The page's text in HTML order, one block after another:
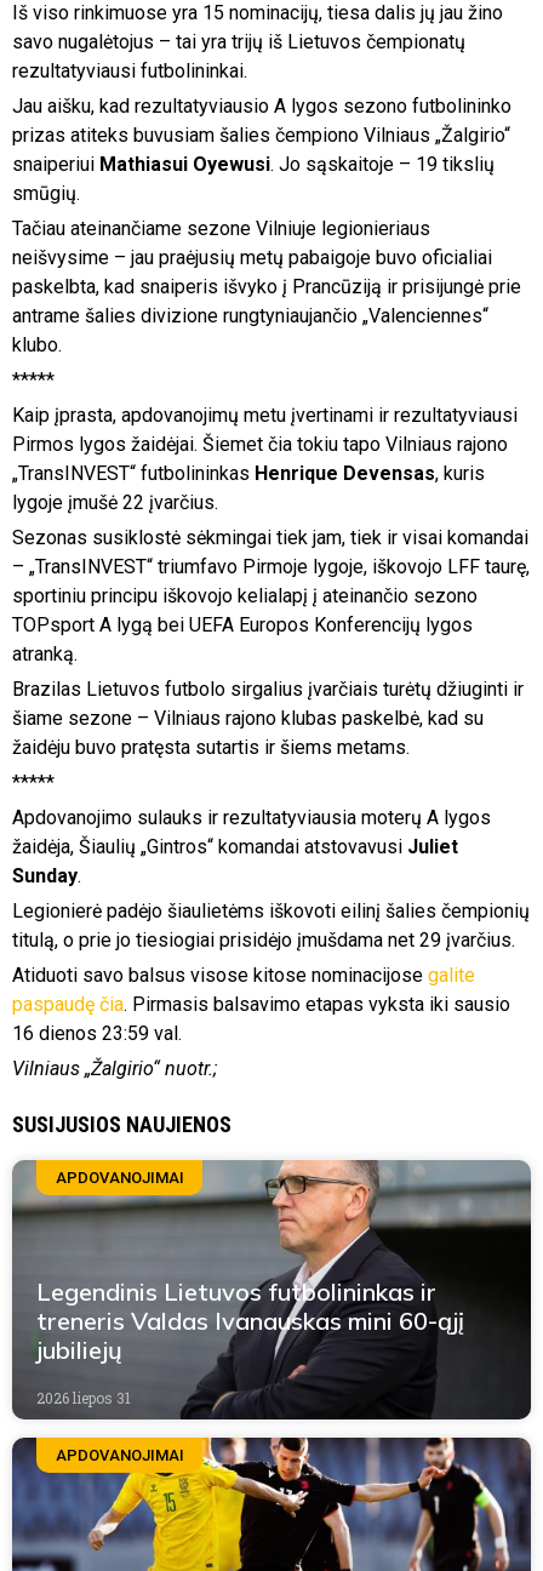
Iš viso rinkimuose yra 15 nominacijų, tiesa dalis jų jau žino
savo nugalėtojus – tai yra trijų iš Lietuvos čempionatų
rezultatyviausi futbolininkai.
Jau aišku, kad rezultatyviausio A lygos sezono futbolininko
prizas atiteks buvusiam šalies čempiono Vilniaus „Žalgirio“
snaiperiui Mathiasui Oyewusi. Jo sąskaitoje – 19 tikslių
smūgių.
Tačiau ateinančiame sezone Vilniuje legionieriaus
neišvysime – jau praėjusių metų pabaigoje buvo oficialiai
paskelbta, kad snaiperis išvyko į Prancūziją ir prisijungė prie
antrame šalies divizione rungtyniaujančio „Valenciennes“
klubo.
*****
Kaip įprasta, apdovanojimų metu įvertinami ir rezultatyviausi
Pirmos lygos žaidėjai. Šiemet čia tokiu tapo Vilniaus rajono
„TransINVEST“ futbolininkas Henrique Devensas, kuris
lygoje įmušė 22 įvarčius.
Sezonas susiklostė sėkmingai tiek jam, tiek ir visai komandai
– „TransINVEST“ triumfavo Pirmoje lygoje, iškovojo LFF taurę,
sportiniu principu iškovojo kelialapį į ateinančio sezono
TOPsport A lygą bei UEFA Europos Konferencijų lygos
atranką.
Brazilas Lietuvos futbolo sirgalius įvarčiais turėtų džiuginti ir
šiame sezone – Vilniaus rajono klubas paskelbė, kad su
žaidėju buvo pratęsta sutartis ir šiems metams.
*****
Apdovanojimo sulauks ir rezultatyviausia moterų A lygos
žaidėja, Šiaulių „Gintros“ komandai atstovavusi Juliet
Sunday.
Legionierė padėjo šiaulietėms iškovoti eilinį šalies čempionių
titulą, o prie jo tiesiogiai prisidėjo įmušdama net 29 įvarčius.
Atiduoti savo balsus visose kitose nominacijose galite
paspaudę čia. Pirmasis balsavimo etapas vyksta iki sausio
16 dienos 23:59 val.
Vilniaus „Žalgirio“ nuotr.;
SUSIJUSIOS NAUJIENOS
APDOVANOJIMAI
Legendinis Lietuvos futbolininkas ir
treneris Valdas Ivanauskas mini 60-ąjį
jubiliejų
2026 liepos 31
APDOVANOJIMAI